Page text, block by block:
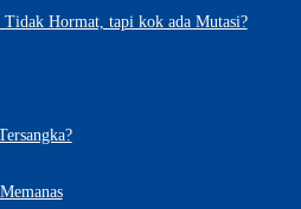
Hormat, tapi kok ada Mutasi?